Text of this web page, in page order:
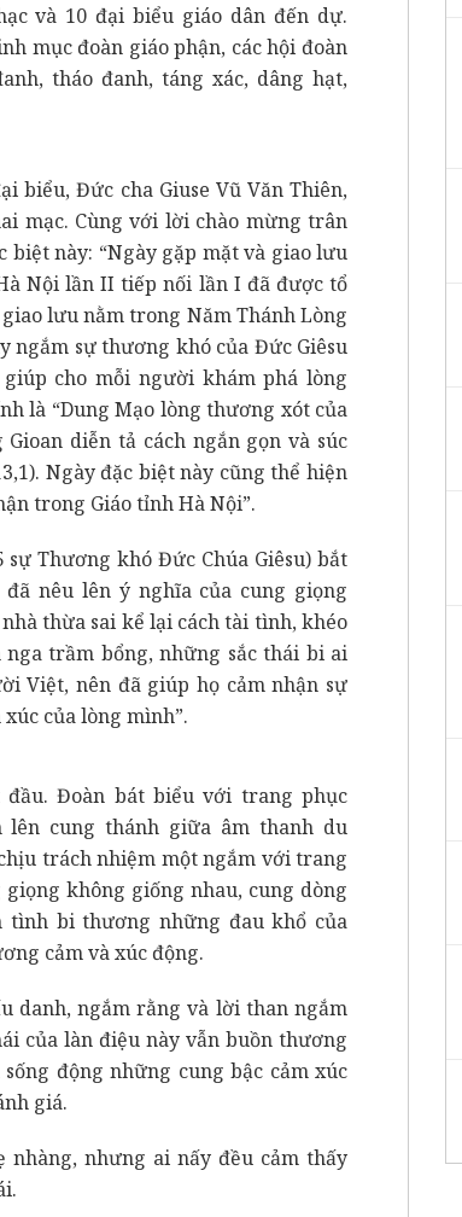
và 10 đại biểu giáo dân đến dự.
mục đoàn giáo phận, các hội đoàn
tháo đanh, táng xác, dâng hạt,
biểu, Đức cha Giuse Vũ Văn Thiên,
mạc. Cùng với lời chào mừng trân
biệt này: “Ngày gặp mặt và giao lưu
Nội lần II tiếp nối lần I đã được tổ
lưu nằm trong Năm Thánh Lòng
ngắm sự thương khó của Đức Giêsu
cho mỗi người khám phá lòng
là “Dung Mạo lòng thương xót của
diễn tả cách ngắn gọn và súc
Ngày đặc biệt này cũng thể hiện
trong Giáo tỉnh Hà Nội”.
Thương khó Đức Chúa Giêsu) bắt
nêu lên ý nghĩa của cung giọng
thừa sai kể lại cách tài tình, khéo
trầm bổng, những sắc thái bi ai
Việt, nên đã giúp họ cảm nhận sự
của lòng mình”.
Đoàn bát biểu với trang phục
cung thánh giữa âm thanh du
trách nhiệm một ngắm với trang
không giống nhau, cung dòng
tình bi thương những đau khổ của
cảm và xúc động.
danh, ngắm rằng và lời than ngắm
của làn điệu này vẫn buồn thương
động những cung bậc cảm xúc
giá.
nhưng ai nấy đều cảm thấy